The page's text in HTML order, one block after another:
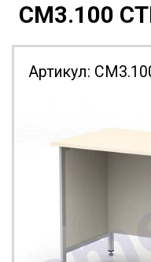
СМ3.100
Артикул: